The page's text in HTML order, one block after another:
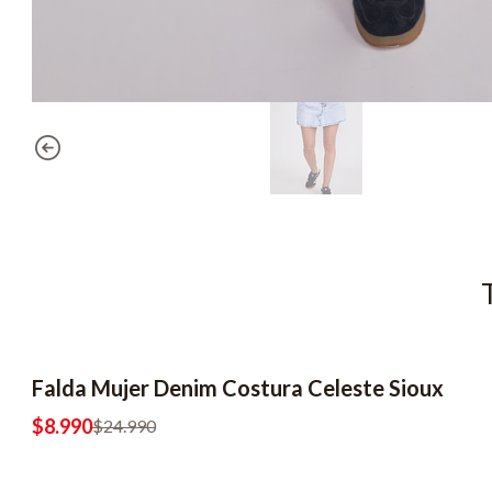
-64% OFF
Falda Mujer Denim Costura Celeste Sioux
$8.990$24.990